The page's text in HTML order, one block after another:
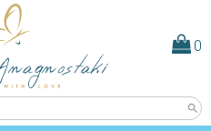
0
search